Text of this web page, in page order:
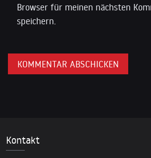
Browser für meinen nächsten
speichern.
Kontakt